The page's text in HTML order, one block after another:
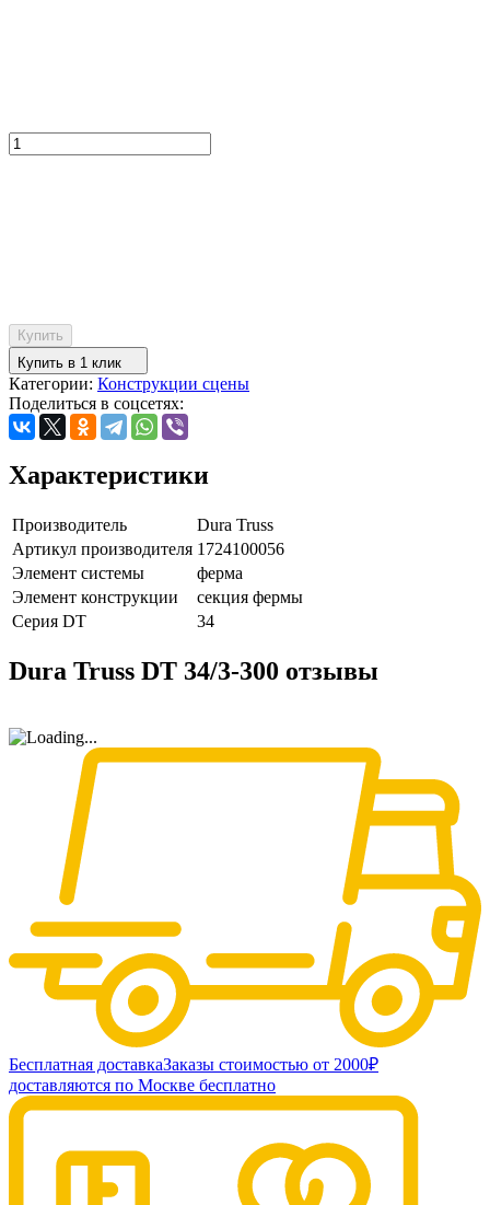
Купить
Купить в 1 клик
Категории: Конструкции сцены
Поделиться в соцсетях:
Характеристики
Производитель
Dura Truss
Артикул производителя 1724100056
Элемент системы
ферма
Элемент конструкции
секция фермы
Серия DT
34
Dura Truss DT 34/3-300 отзывы
Бесплатная доставкаЗаказы стоимостью от 2000₽
доставляются по Москве бесплатно